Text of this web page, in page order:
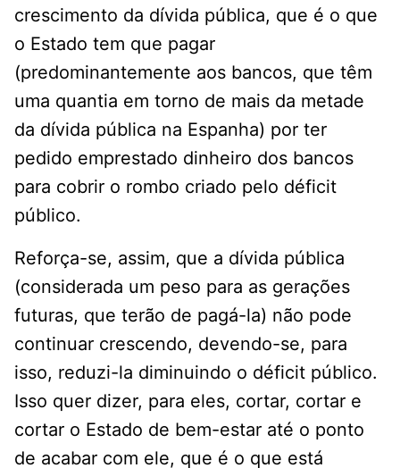
crescimento da dívida pública, que é o que
o Estado tem que pagar
(predominantemente aos bancos, que têm
uma quantia em torno de mais da metade
da dívida pública na Espanha) por ter
pedido emprestado dinheiro dos bancos
para cobrir o rombo criado pelo déficit
público.
Reforça-se, assim, que a dívida pública
(considerada um peso para as gerações
futuras, que terão de pagá-la) não pode
continuar crescendo, devendo-se, para
isso, reduzi-la diminuindo o déficit público.
Isso quer dizer, para eles, cortar, cortar e
cortar o Estado de bem-estar até o ponto
de acabar com ele, que é o que está